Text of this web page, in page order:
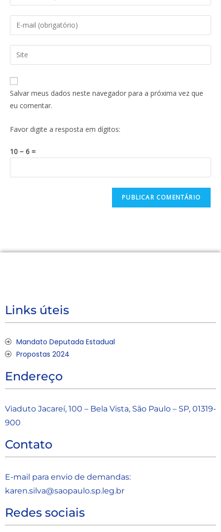
Salvar meus dados neste navegador para a próxima vez que
eu comentar.
Favor digite a resposta em dígitos:
10 − 6 =
Links úteis
Mandato Deputada Estadual
Propostas 2024
Endereço
Viaduto Jacareí, 100 – Bela Vista, São Paulo – SP, 01319-
900
Contato
E-mail para envio de demandas:
karen.silva@saopaulo.sp.leg.br
Redes sociais